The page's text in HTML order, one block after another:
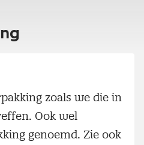
zoals we die in
Ook wel
genoemd. Zie ook